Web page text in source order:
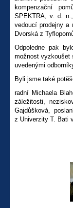
kompenzační
SPEKTRA, v. d.
vedoucí prodejny a
Dvorská z
Odpoledne pak
možnost vyzkoušet
uvedenými
Byli jsme také
radní Michaela
záležitosti,
Gajdůšková,
z Univerzity T. Bati